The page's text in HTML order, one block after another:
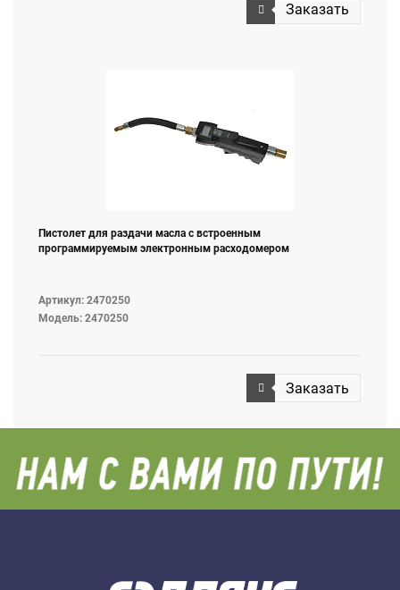
Заказать
Пистолет для раздачи масла с встроенным
программируемым электронным расходомером
Артикул: 2470250
Модель: 2470250
Заказать